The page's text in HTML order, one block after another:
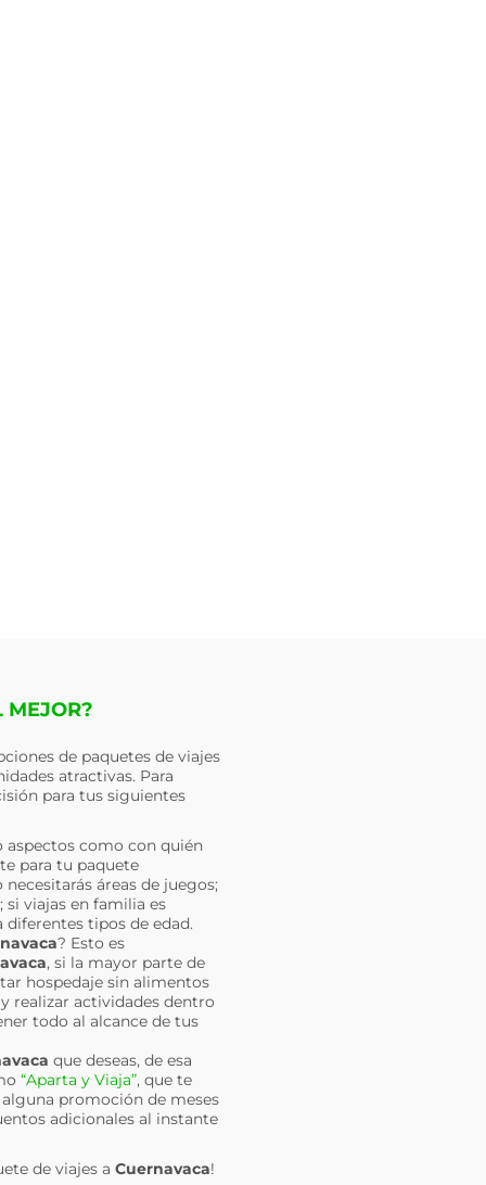
MEJOR?
de paquetes de viajes
atractivas. Para
para tus siguientes
aspectos como con quién
para tu paquete
áreas de juegos;
si viajas en familia es
tipos de edad.
? Esto es
, si la mayor parte de
hospedaje sin alimentos
realizar actividades dentro
todo al alcance de tus
que deseas, de esa
“Aparta y Viaja”, que te
promoción de meses
adicionales al instante
de viajes a Cuernavaca!